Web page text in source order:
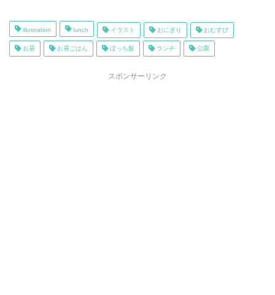
illustration lunch イラスト おにぎり おむすび
お昼 お昼ごはん ぼっち飯 ランチ 公園
スポンサーリンク